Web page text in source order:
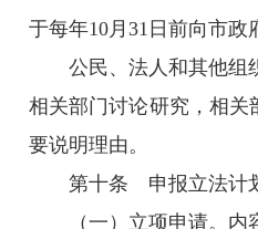
（一）按
（二）按照
（三）参加
（四）配合
（五）按